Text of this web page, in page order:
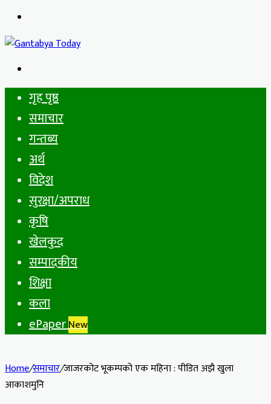
for
गृह पृष्ठ
समाचार
गन्तब्य
अर्थ
विदेश
सुरक्षा/अपराध
कृषि
खेलकुद
सम्पादकीय
शिक्षा
कला
ePaperNew
Home/समाचार/जाजरकोट भूकम्पको एक महिना : पीडित अझै खुला
आकाशमुनि